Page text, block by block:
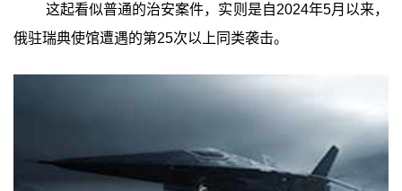
这起看似普通的治安案件，实则是自2024年5月以来，
俄驻瑞典使馆遭遇的第25次以上同类袭击。